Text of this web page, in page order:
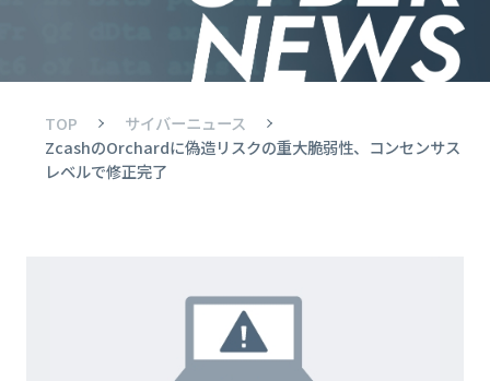
TOP
サイバーニュース
ZcashのOrchardに偽造リスクの重大脆弱性、コンセンサス
レベルで修正完了